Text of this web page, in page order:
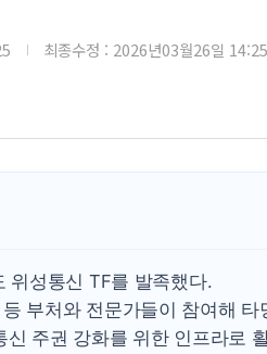
최종수정 : 2026년03월26일 14:25
위성통신 TF를 발족했다.
등 부처와 전문가들이 참여해
신 주권 강화를 위한 인프라로